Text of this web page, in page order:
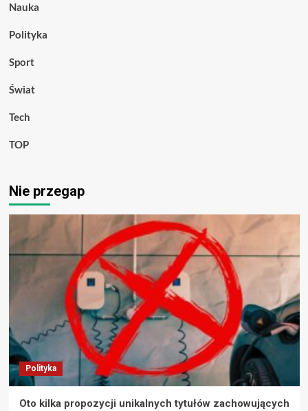
Nauka
Polityka
Sport
Świat
Tech
TOP
Nie przegap
Polityka
Oto kilka propozycji unikalnych tytułów zachowujących